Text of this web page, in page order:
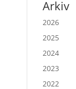
Arkiv
2026
2025
2024
2023
2022